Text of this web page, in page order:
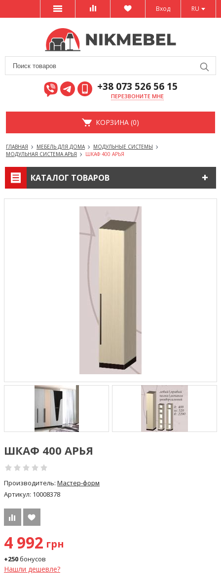
RU
Вход
+38 073 526 56 15
ПЕРЕЗВОНИТЕ МНЕ
КОРЗИНА (0)
ГЛАВНАЯ МЕБЕЛЬ ДЛЯ ДОМА
МОДУЛЬНЫЕ СИСТЕМЫ
МОДУЛЬНАЯ СИСТЕМА АРЬЯ
ШКАФ 400 АРЬЯ
КАТАЛОГ ТОВАРОВ
ШКАФ 400 АРЬЯ
Производитель: Мастер-форм
Артикул: 10008378
4 992 грн
+250бонусов
Нашли дешевле?